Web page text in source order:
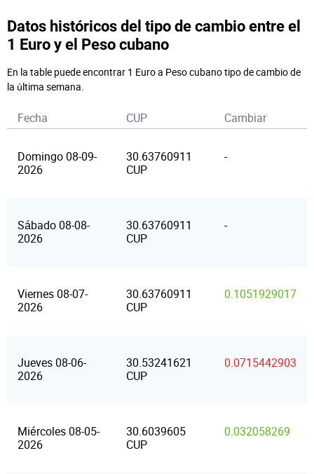
Datos históricos del tipo de cambio entre el
1 Euro y el Peso cubano
En la table puede encontrar 1 Euro a Peso cubano tipo de cambio de
la última semana.
Fecha CUP Cambiar
Domingo 08-09-
2026
30.63760911
CUP
-
Sábado 08-08-
2026
30.63760911
CUP
-
Viernes 08-07-
2026
30.63760911
CUP
0.1051929017
Jueves 08-06-
2026
30.53241621
CUP
0.0715442903
Miércoles 08-05-
2026
30.6039605
CUP
0.032058269